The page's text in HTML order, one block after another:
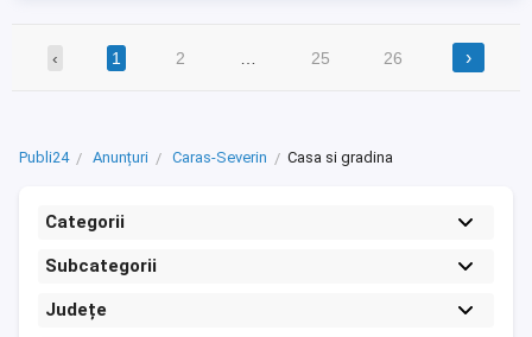
‹ 1 2 25 26 ›
Publi24 Anunțuri Caras-Severin Casa si gradina
Categorii
Subcategorii
Județe